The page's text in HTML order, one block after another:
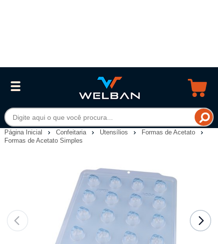
Página Inicial Confeitaria Utensílios
Formas de Acetato
Formas de Acetato Simples